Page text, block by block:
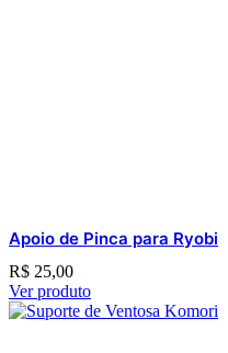
Apoio de Pinca para Ryobi
R$ 25,00
Ver produto